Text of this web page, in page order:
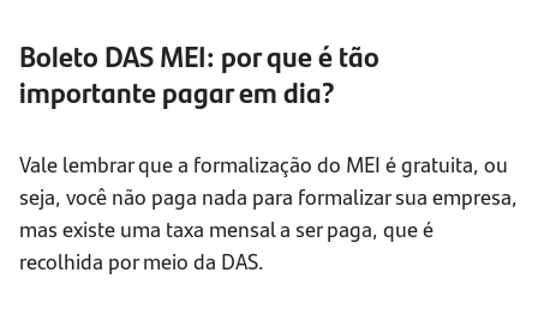
Boleto DAS MEI: por que é tão
importante pagar em dia?
Vale lembrar que a formalização do MEI é gratuita, ou
seja, você não paga nada para formalizar sua empresa,
mas existe uma taxa mensal a ser paga, que é
recolhida por meio da DAS.